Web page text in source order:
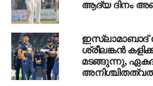
പഞ്ചാരക്കൊല്ലിയിലെ
കഴിഞ്ഞില്ലെങ്കില്‍
ഉത്തരവ്
ആദ്യ ദിനം
ശ്രീലങ്കന്‍
മടങ്ങുന്നു,